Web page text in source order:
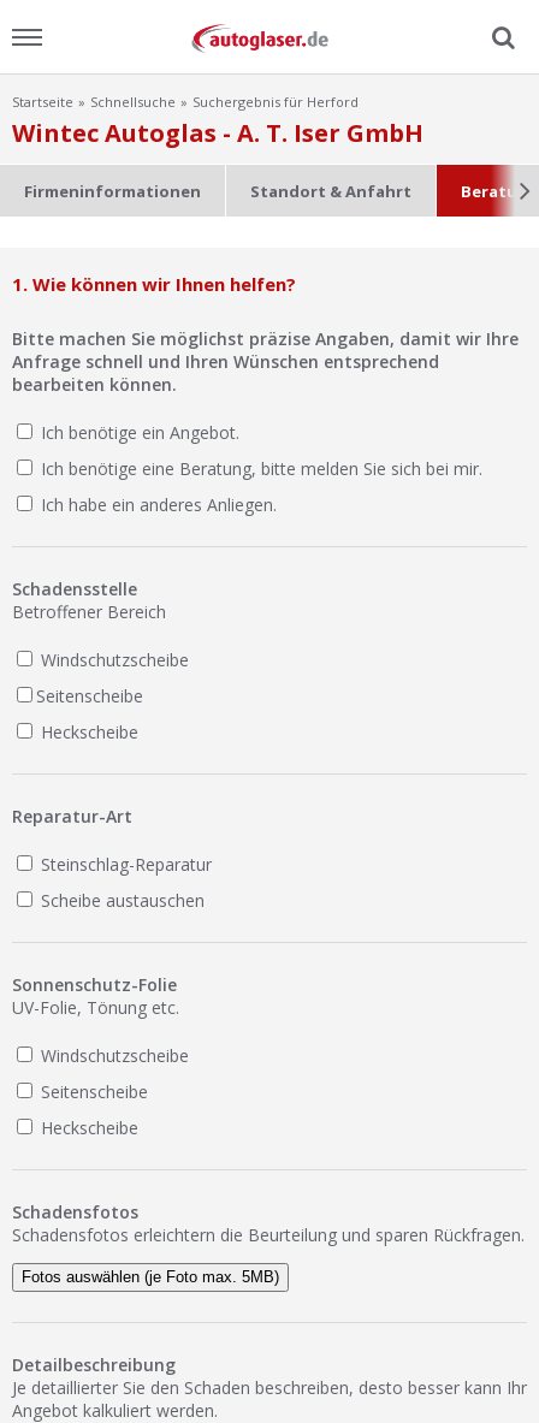
Menu
Home
Ratgeber
Scheibensuche
FAQ
Lexikon
Ist Ihre Werkstatt schon dabei?
Startseite Schnellsuche Suchergebnis für Herford
Wintec Autoglas - A. T. Iser GmbH
Firmeninformationen Standort & Anfahrt
1. Wie können wir Ihnen helfen?
Bitte machen Sie möglichst präzise Angaben, damit wir Ihre
Anfrage schnell und Ihren Wünschen entsprechend
bearbeiten können.
Ich benötige ein Angebot.
Ich benötige eine Beratung, bitte melden Sie sich bei mir.
Ich habe ein anderes Anliegen.
Schadensstelle
Betroffener Bereich
Windschutzscheibe
Seitenscheibe
Heckscheibe
Reparatur-Art
Steinschlag-Reparatur
Scheibe austauschen
Sonnenschutz-Folie
UV-Folie, Tönung etc.
Windschutzscheibe
Seitenscheibe
Heckscheibe
Schadensfotos
Schadensfotos erleichtern die Beurteilung und sparen Rückfragen.
Fotos auswählen (je Foto max. 5MB)
Detailbeschreibung
Je detaillierter Sie den Schaden beschreiben, desto besser kann Ihr
Angebot kalkuliert werden.